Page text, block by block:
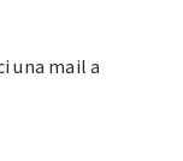
una mail a